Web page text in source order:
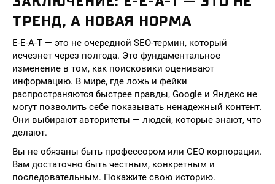
ТРЕНД, А НОВАЯ НОРМА
E-E-A-T — это не очередной SEO-термин, который
исчезнет через полгода. Это фундаментальное
изменение в том, как поисковики оценивают
информацию. В мире, где ложь и фейки
распространяются быстрее правды, Google и Яндекс не
могут позволить себе показывать ненадежный контент.
Они выбирают авторитеты — людей, которые знают, что
делают.
Вы не обязаны быть профессором или CEO корпорации.
Вам достаточно быть честным, конкретным и
последовательным. Покажите свою историю.